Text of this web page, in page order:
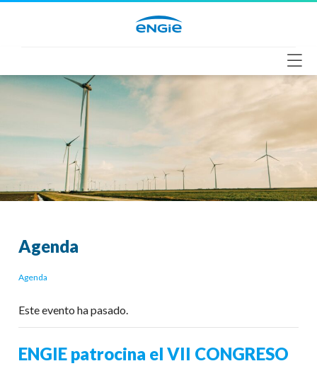
Agenda
Agenda
Este evento ha pasado.
ENGIE patrocina el VII CONGRESO